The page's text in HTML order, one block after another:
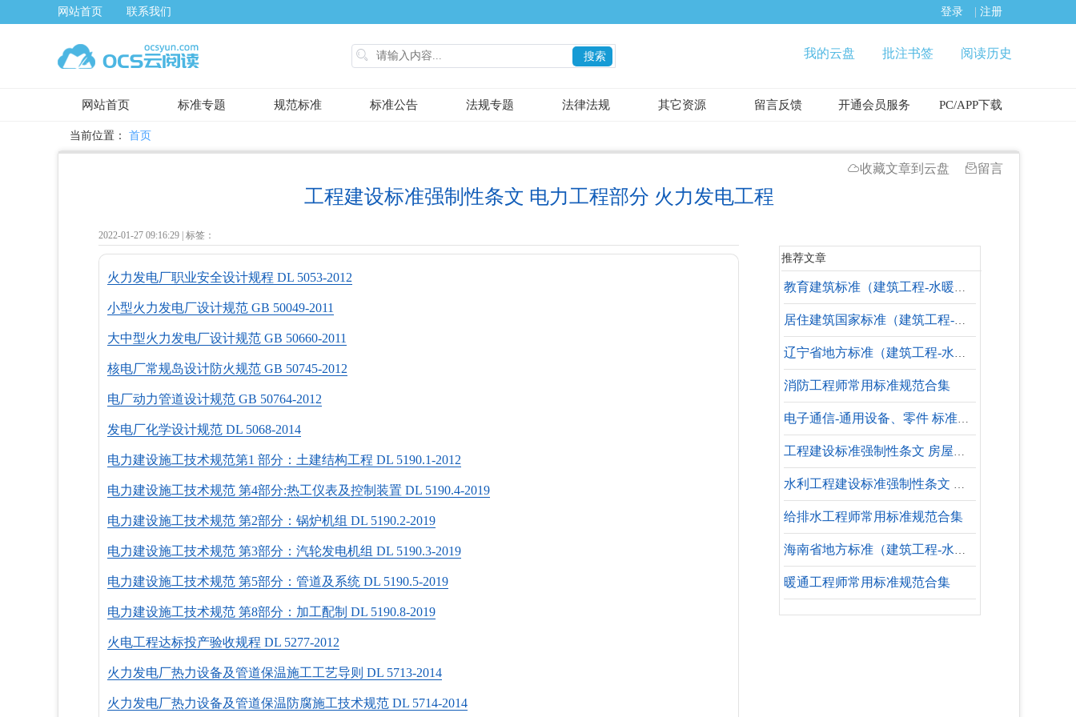
网站首页 联系我们 登录 注册
 搜索 我的云盘 批注书签 阅读历史
网站首页 标准专题 规范标准 标准公告 法规专题 法律法规 其它资源 留言反馈 开通会员服务 PC/APP下载
当前位置： 首页
收藏文章到云盘 留言
工程建设标准强制性条文 电力工程部分 火力发电工程
2022-01-27 09:16:29 | 标签：
火力发电厂职业安全设计规程 DL 5053-2012
小型火力发电厂设计规范 GB 50049-2011
大中型火力发电厂设计规范 GB 50660-2011
核电厂常规岛设计防火规范 GB 50745-2012
电厂动力管道设计规范 GB 50764-2012
发电厂化学设计规范 DL 5068-2014
电力建设施工技术规范第1 部分：土建结构工程 DL 5190.1-2012
电力建设施工技术规范 第4部分:热工仪表及控制装置 DL 5190.4-2019
电力建设施工技术规范 第2部分：锅炉机组 DL 5190.2-2019
电力建设施工技术规范 第3部分：汽轮发电机组 DL 5190.3-2019
电力建设施工技术规范 第5部分：管道及系统 DL 5190.5-2019
电力建设施工技术规范 第8部分：加工配制 DL 5190.8-2019
火电工程达标投产验收规程 DL 5277-2012
火力发电厂热力设备及管道保温施工工艺导则 DL 5713-2014
火力发电厂热力设备及管道保温防腐施工技术规范 DL 5714-2014
推荐文章
教育建筑标准（建筑工程-水暖专业-设计依据）
居住建筑国家标准（建筑工程-水暖专业）
辽宁省地方标准（建筑工程-水暖专业-失效标准）
消防工程师常用标准规范合集
电子通信-通用设备、零件 标准大全
工程建设标准强制性条文 房屋建筑部分 施工安全
水利工程建设标准强制性条文 水利工程验收
给排水工程师常用标准规范合集
海南省地方标准（建筑工程-水暖专业-设计依据）
暖通工程师常用标准规范合集